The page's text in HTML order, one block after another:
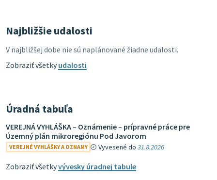
Najbližšie udalosti
V najbližšej dobe nie sú naplánované žiadne udalosti.
Zobraziť všetkyudalosti
Úradná tabuľa
VEREJNÁ VYHLÁŠKA – Oznámenie – prípravné práce pre
Územný plán mikroregiónu Pod Javorom
VEREJNÉ VYHLÁŠKY A OZNAMY Vyvesené do31.8.2026
Zobraziť všetkyvývesky úradnej tabule